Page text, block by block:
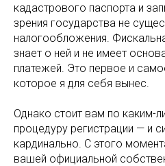
кадастрового паспорта и
зрения государства не
налогообложения.
знает о ней и не имеет
платежей. Это первое и
которое я для себя вынес.
Однако стоит вам по каким-
процедуру регистрации — и
кардинально. С этого
вашей официальной